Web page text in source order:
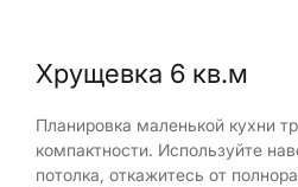
Хрущевка 6 кв.м
Планировка маленькой кухни
компактности. Используйте
потолка, откажитесь от